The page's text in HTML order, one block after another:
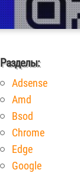
Разделы:
Adsense
Amd
Bsod
Chrome
Edge
Google